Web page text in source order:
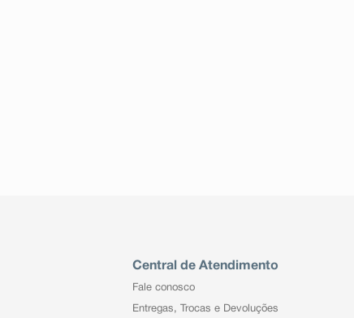
Central de Atendimento
Fale conosco
Entregas, Trocas e Devoluções